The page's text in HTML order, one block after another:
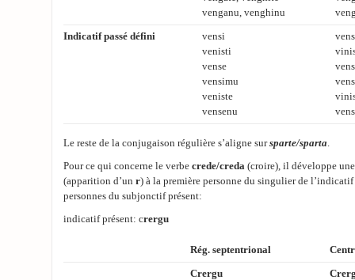
venganu, venghinu
Indicatif passé défini
vensi
venisti
vense
vensimu
veniste
vensenu
Le reste de la conjugaison régulière s’aligne sursparte/sparta.
Pour ce qui concerne le verbe crede/creda (croire), il développe
(apparition d’un r) à la première personne du singulier de l’indicatif
personnes du subjonctif présent:
indicatif présent: crergu
Rég. septentrional
Crergu